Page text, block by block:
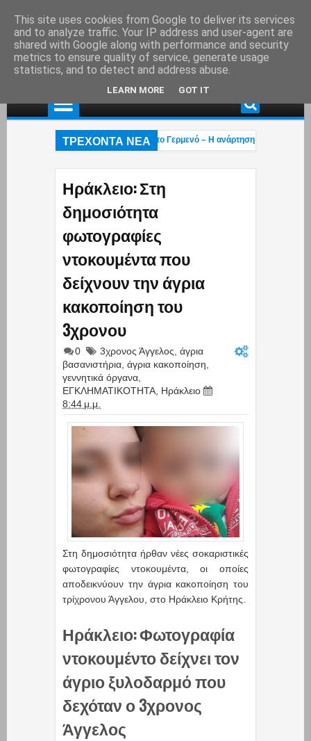
ΤΡΕΧΟΝΤΑ ΝΕΑ
το εξοχικό του ηθοποιού στο Πόρτο Γερμενό – Η ανάρτηση του γιου του
Ηράκλειο: Στη
δημοσιότητα
φωτογραφίες
ντοκουμέντα που
δείχνουν την άγρια
κακοποίηση του
3χρονου
0 3χρονος Άγγελος άγρια
βασανιστήρια άγρια κακοποίηση
γεννητικά όργανα
ΕΓΚΛΗΜΑΤΙΚΟΤΗΤΑ Ηράκλειο
8:44 μ.μ.
Στη δημοσιότητα ήρθαν νέες σοκαριστικές
φωτογραφίες ντοκουμέντα, οι οποίες
αποδεικνύουν την άγρια κακοποίηση του
τρίχρονου Άγγελου, στο Ηράκλειο Κρήτης.
Ηράκλειο: Φωτογραφία
ντοκουμέντο δείχνει τον
άγριο ξυλοδαρμό που
δεχόταν ο 3χρονος
Άγγελος
This site uses cookies from Google to deliver its services
and to analyze traffic. Your IP address and user-agent are
shared with Google along with performance and security
metrics to ensure quality of service, generate usage
statistics, and to detect and address abuse.
LEARN MORE GOT IT